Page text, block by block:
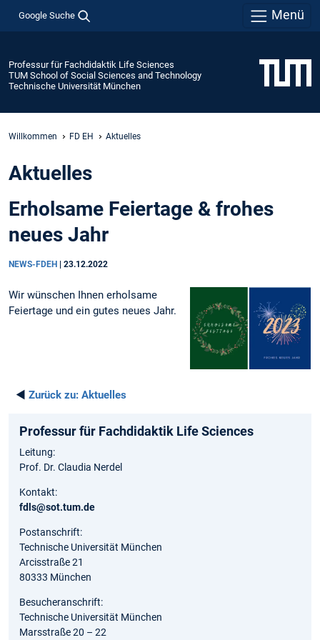
Google Suche Menü
Professur für Fachdidaktik Life Sciences
TUM School of Social Sciences and Technology
Technische Universität München
Willkommen FD EH Aktuelles
Aktuelles
Erholsame Feiertage & frohes
neues Jahr
NEWS-FDEH 23.12.2022
Wir wünschen Ihnen erholsame
Feiertage und ein gutes neues Jahr.
◄ Zurück zu: Aktuelles
Professur für Fachdidaktik Life Sciences
Leitung:
Prof. Dr. Claudia Nerdel
Kontakt:
fdls@sot.tum.de
Postanschrift:
Technische Universität München
Arcisstraße 21
80333 München
Besucheranschrift:
Technische Universität München
Marsstraße 20 – 22